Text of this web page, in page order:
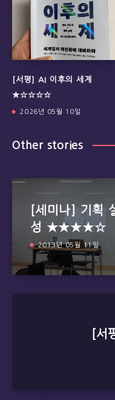
[서평] AI 이후의 세계
★☆☆☆☆
2026년 05월 10일
Other stories
[세미나] 기획
성 ★★★★☆
2013년 05월 11일
[